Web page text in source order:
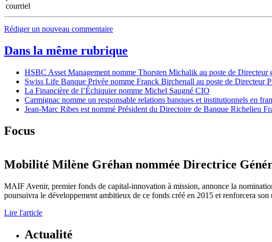
Rédiger un nouveau commentaire
Dans la même rubrique
HSBC Asset Management nomme Thorsten Michalik au poste de Directeur
Swiss Life Banque Privée nomme Franck Birchenall au poste de Directeur
La Financière de l’Échiquier nomme Michel Saugné CIO
Carmignac nomme un responsable relations banques et institutionnels en
Jean-Marc Ribes est nommé Président du Directoire de Banque Richelieu
Focus
Mobilité Milène Gréhan nommée Directrice
MAIF Avenir, premier fonds de capital-innovation à mission, annonce la
poursuivra le développement ambitieux de ce fonds créé en 2015 et renforcera son
Lire l'article
Actualité